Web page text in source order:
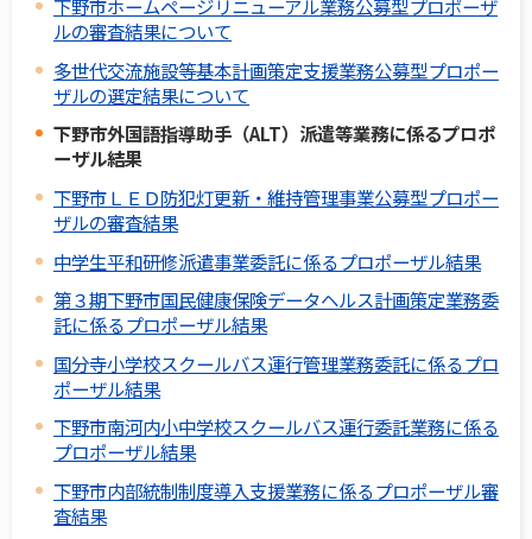
下野市ホームページリニューアル業務公募型プロポーザ
ルの審査結果について
多世代交流施設等基本計画策定支援業務公募型プロポー
ザルの選定結果について
下野市外国語指導助手（ALT）派遣等業務に係るプロポ
ーザル結果
下野市ＬＥＤ防犯灯更新・維持管理事業公募型プロポー
ザルの審査結果
中学生平和研修派遣事業委託に係るプロポーザル結果
第３期下野市国民健康保険データヘルス計画策定業務委
託に係るプロポーザル結果
国分寺小学校スクールバス運行管理業務委託に係るプロ
ポーザル結果
下野市南河内小中学校スクールバス運行委託業務に係る
プロポーザル結果
下野市内部統制制度導入支援業務に係るプロポーザル審
査結果